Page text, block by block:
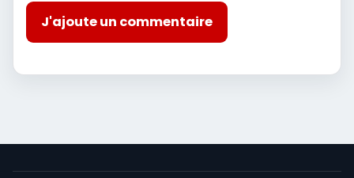
J'ajoute un commentaire